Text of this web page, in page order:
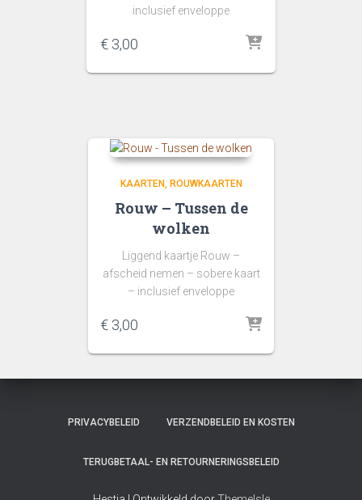
inclusief enveloppe
€ 3,00
KAARTEN ROUWKAARTEN
Rouw – Tussen de
wolken
Liggend kaartje Rouw –
afscheid nemen – sobere kaart
– inclusief enveloppe
€ 3,00
PRIVACYBELEID VERZENDBELEID EN KOSTEN
TERUGBETAAL- EN RETOURNERINGSBELEID